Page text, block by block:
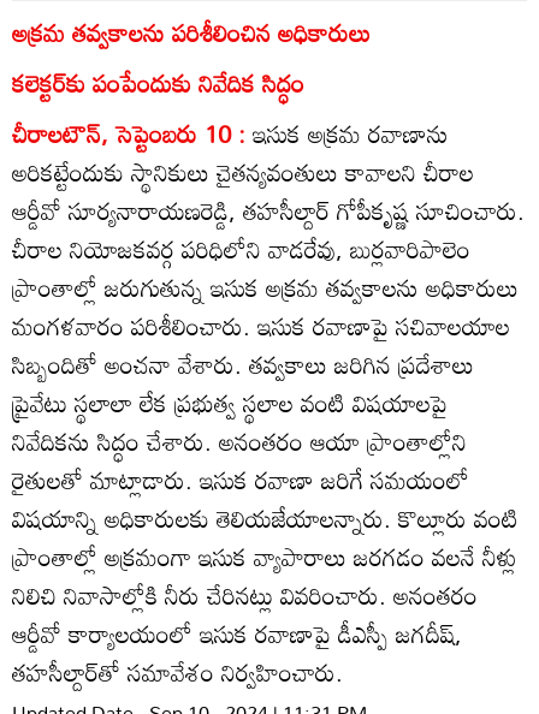
అక్రమ తవ్వకాలను పరిశీలించిన అధికారులు
కలెక్టర్‌కు పంపేందుకు నివేదిక సిద్ధం
చీరాలటౌన్‌, సెప్టెంబరు 10 :ఇసుక అక్రమ రవాణాను
అరికట్టేందుకు స్థానికులు చైతన్యవంతులు కావాలని చీరాల
ఆర్డీవో సూర్యనారాయణరెడ్డి, తహసీల్దార్‌ గోపీకృష్ణ సూచించారు.
చీరాల నియోజకవర్గ పరిధిలోని వాడరేవు, బుర్లవారిపాలెం
ప్రాంతాల్లో జరుగుతున్న ఇసుక అక్రమ తవ్వకాలను అధికారులు
మంగళవారం పరిశీలించారు. ఇసుక రవాణాపై సచివాలయాల
సిబ్బందితో అంచనా వేశారు. తవ్వకాలు జరిగిన ప్రదేశాలు
ప్రైవేటు స్థలాలా లేక ప్రభుత్వ స్థలాల వంటి విషయాలపై
నివేదికను సిద్ధం చేశారు. అనంతరం ఆయా ప్రాంతాల్లోని
రైతులతో మాట్లాడారు. ఇసుక రవాణా జరిగే సమయంలో
విషయాన్ని అధికారులకు తెలియజేయాలన్నారు. కొల్లూరు వంటి
ప్రాంతాల్లో అక్రమంగా ఇసుక వ్యాపారాలు జరగడం వలనే నీళ్లు
నిలిచి నివాసాల్లోకి నీరు చేరినట్లు వివరించారు. అనంతరం
ఆర్డీవో కార్యాలయంలో ఇసుక రవాణాపై డీఎస్పీ జగదీష్‌,
తహసీల్దార్‌తో సమావేశం నిర్వహించారు.